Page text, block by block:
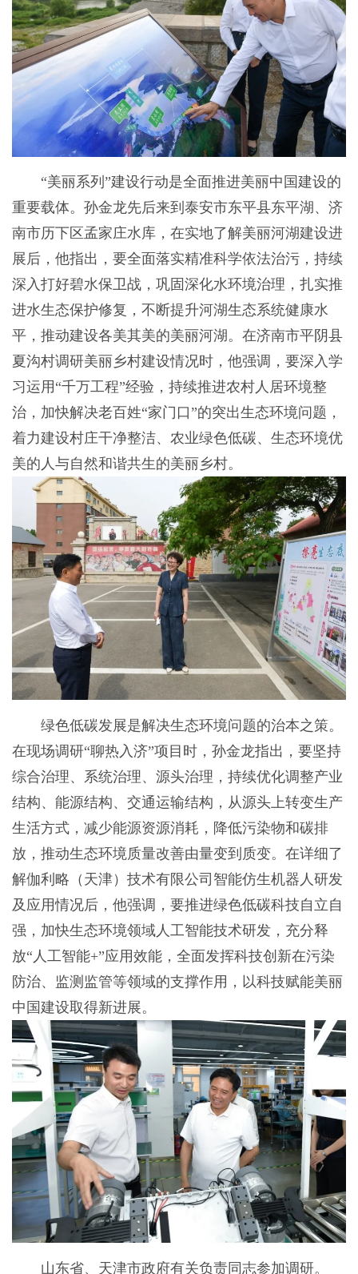
“美丽系列”建设行动是全面推进美丽中国建设的
重要载体。孙金龙先后来到泰安市东平县东平湖、济
南市历下区孟家庄水库，在实地了解美丽河湖建设进
展后，他指出，要全面落实精准科学依法治污，持续
深入打好碧水保卫战，巩固深化水环境治理，扎实推
进水生态保护修复，不断提升河湖生态系统健康水
平，推动建设各美其美的美丽河湖。在济南市平阴县
夏沟村调研美丽乡村建设情况时，他强调，要深入学
习运用“千万工程”经验，持续推进农村人居环境整
治，加快解决老百姓“家门口”的突出生态环境问题，
着力建设村庄干净整洁、农业绿色低碳、生态环境优
美的人与自然和谐共生的美丽乡村。
绿色低碳发展是解决生态环境问题的治本之策。
在现场调研“聊热入济”项目时，孙金龙指出，要坚持
综合治理、系统治理、源头治理，持续优化调整产业
结构、能源结构、交通运输结构，从源头上转变生产
生活方式，减少能源资源消耗，降低污染物和碳排
放，推动生态环境质量改善由量变到质变。在详细了
解伽利略（天津）技术有限公司智能仿生机器人研发
及应用情况后，他强调，要推进绿色低碳科技自立自
强，加快生态环境领域人工智能技术研发，充分释
放“人工智能+”应用效能，全面发挥科技创新在污染
防治、监测监管等领域的支撑作用，以科技赋能美丽
中国建设取得新进展。
山东省、天津市政府有关负责同志参加调研。